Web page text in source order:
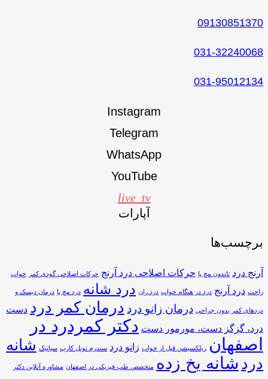
09130851370
031-32240068
031-95012134
Instagram
Telegram
WhatsApp
YouTube
live_tv
آپارات
برچسب‌ها
آرنج درد تاندون مچ پا حرکات اصلاحی درد آرنج حرکات اصلاحی گودی کمر خواب
راحت درد آرنج درد در هنگام خواب درد ران درد شانه درد مچ پا درمان دیسک و
دردهای کمر بدون جراحی درمان زانو درد درمان کمر درد دست
درد، گزگز دست، مورمور دست دکتر کمردرد در
اصفهان ریلکسیشن قبل از خواب زانو درد سندرم تونل کارپ سیاتیک شانه
درد شانه یخ زده متخصص طب فیزیکی در اصفهان مشاوره آنلاین دکتر